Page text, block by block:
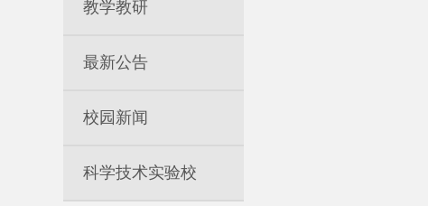
教学教研
最新公告
校园新闻
科学技术实验校